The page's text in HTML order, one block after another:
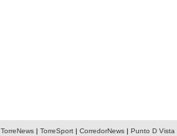
TorreNews| TorreSport| CorredorNews| Punto D Vista